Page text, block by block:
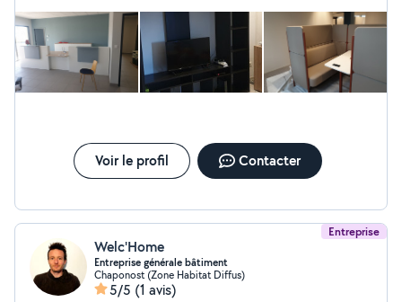
Voir le profil Contacter
Entreprise
Welc'Home
Entreprise générale bâtiment
Chaponost (Zone Habitat Diffus)
5/5 (1 avis)